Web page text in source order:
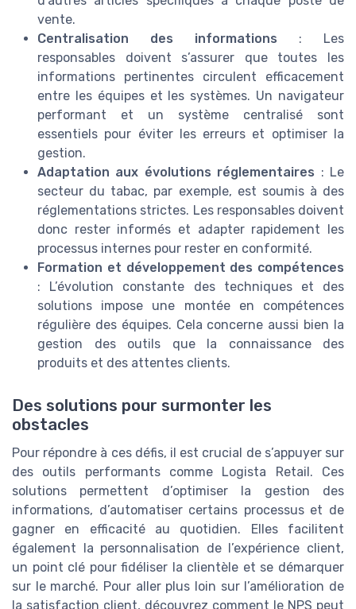
vente.
Centralisation des informations : Les
responsables doivent s’assurer que toutes les
informations pertinentes circulent efficacement
entre les équipes et les systèmes. Un navigateur
performant et un système centralisé sont
essentiels pour éviter les erreurs et optimiser la
gestion.
Adaptation aux évolutions réglementaires : Le
secteur du tabac, par exemple, est soumis à des
réglementations strictes. Les responsables doivent
donc rester informés et adapter rapidement les
processus internes pour rester en conformité.
Formation et développement des compétences
: L’évolution constante des techniques et des
solutions impose une montée en compétences
régulière des équipes. Cela concerne aussi bien la
gestion des outils que la connaissance des
produits et des attentes clients.
Des solutions pour surmonter les
obstacles
Pour répondre à ces défis, il est crucial de s’appuyer sur
des outils performants comme Logista Retail. Ces
solutions permettent d’optimiser la gestion des
informations, d’automatiser certains processus et de
gagner en efficacité au quotidien. Elles facilitent
également la personnalisation de l’expérience client,
un point clé pour fidéliser la clientèle et se démarquer
sur le marché. Pour aller plus loin sur l’amélioration de
la satisfaction client, découvrez comment le NPS peut